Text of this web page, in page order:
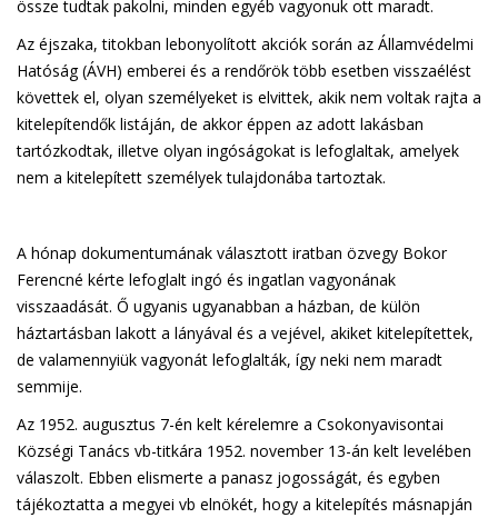
össze tudtak pakolni, minden egyéb vagyonuk ott maradt.
Az éjszaka, titokban lebonyolított akciók során az Államvédelmi
Hatóság (ÁVH) emberei és a rendőrök több esetben visszaélést
követtek el, olyan személyeket is elvittek, akik nem voltak rajta a
kitelepítendők listáján, de akkor éppen az adott lakásban
tartózkodtak, illetve olyan ingóságokat is lefoglaltak, amelyek
nem a kitelepített személyek tulajdonába tartoztak.
A hónap dokumentumának választott iratban özvegy Bokor
Ferencné kérte lefoglalt ingó és ingatlan vagyonának
visszaadását. Ő ugyanis ugyanabban a házban, de külön
háztartásban lakott a lányával és a vejével, akiket kitelepítettek,
de valamennyiük vagyonát lefoglalták, így neki nem maradt
semmije.
Az 1952. augusztus 7-én kelt kérelemre a Csokonyavisontai
Községi Tanács vb-titkára 1952. november 13-án kelt levelében
válaszolt. Ebben elismerte a panasz jogosságát, és egyben
tájékoztatta a megyei vb elnökét, hogy a kitelepítés másnapján